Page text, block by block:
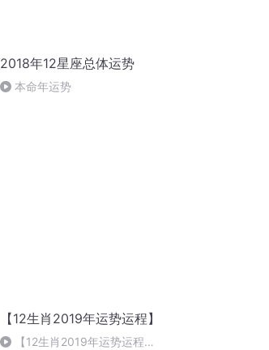
2018年12星座总体运势
本命年运势
【12生肖2019年运势运程】
【12生肖2019年运势运程】